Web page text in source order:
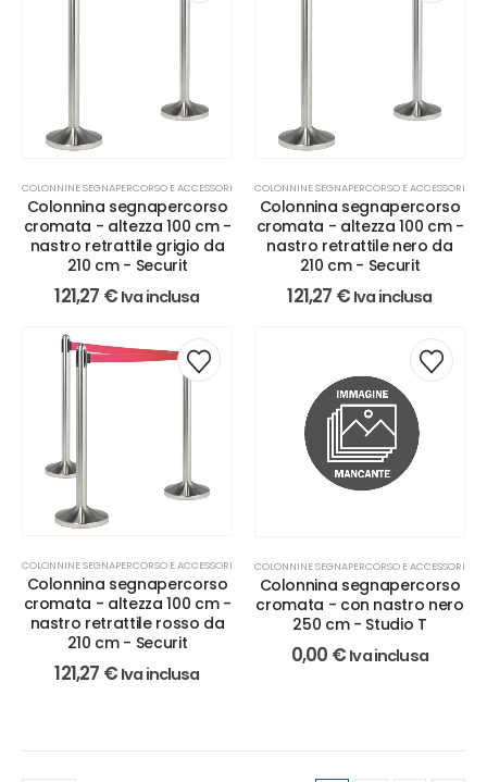
COLONNINE SEGNAPERCORSO E ACCESSORI
Colonnina segnapercorso
cromata - altezza 100 cm -
nastro retrattile grigio da
210 cm - Securit
121,27 € Iva inclusa
COLONNINE SEGNAPERCORSO E ACCESSORI
Colonnina segnapercorso
cromata - altezza 100 cm -
nastro retrattile nero da
210 cm - Securit
121,27 € Iva inclusa
COLONNINE SEGNAPERCORSO E ACCESSORI
Colonnina segnapercorso
cromata - altezza 100 cm -
nastro retrattile rosso da
210 cm - Securit
121,27 € Iva inclusa
COLONNINE SEGNAPERCORSO E ACCESSORI
Colonnina segnapercorso
cromata - con nastro nero
250 cm - Studio T
0,00 € Iva inclusa